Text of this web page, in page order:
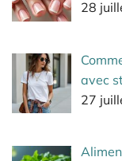
28
avec
27